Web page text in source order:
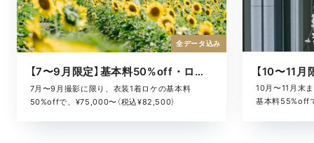
【7〜9月限定】基本料50%off・ロケキャンペーン
7月〜9月撮影に限り、衣装1着ロケの基本料
50%offで、¥75,000〜（税込¥82,500）
全データ込み
10月〜11月末
基本料55%off